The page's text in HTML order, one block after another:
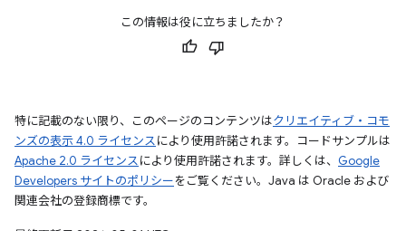
この情報は役に立ちましたか？
特に記載のない限り、このページのコンテンツはクリエイティブ・コモ
ンズの表示 4.0 ライセンスにより使用許諾されます。コードサンプルは
Apache 2.0 ライセンスにより使用許諾されます。詳しくは、 Google
Developers サイトのポリシーをご覧ください。Java は Oracle および
関連会社の登録商標です。